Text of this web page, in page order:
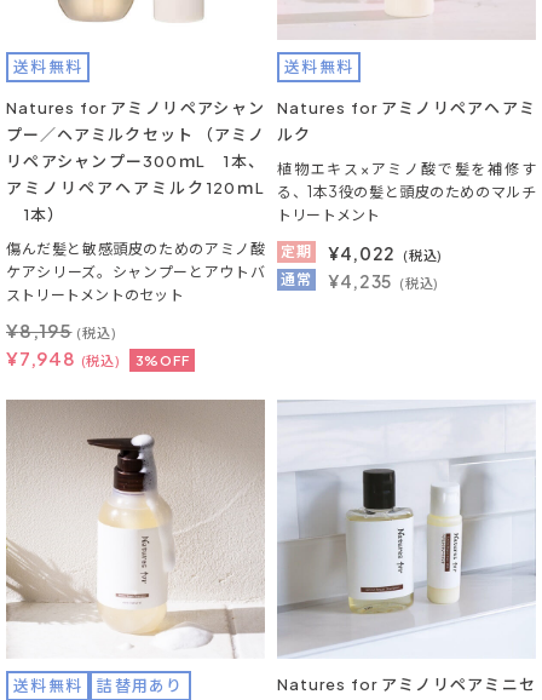
送料無料
Natures for アミノリペアシャン
プー／ヘアミルクセット （アミノ
リペアシャンプー300ｍL 1本、
アミノリペアヘアミルク120ｍL
1本）
傷んだ髪と敏感頭皮のためのアミノ酸
ケアシリーズ。シャンプーとアウトバ
ストリートメントのセット
¥7,948 (税込) 3%OFF
¥8,195 (税込)
送料無料
Natures for アミノリペアヘアミ
ルク
植物エキス×アミノ酸で髪を補修す
る、1本3役の髪と頭皮のためのマルチ
トリートメント
定期
¥4,022 (税込)
通常 ¥4,235 (税込)
送料無料 詰替用あり
Natures for アミノリペアミニセ